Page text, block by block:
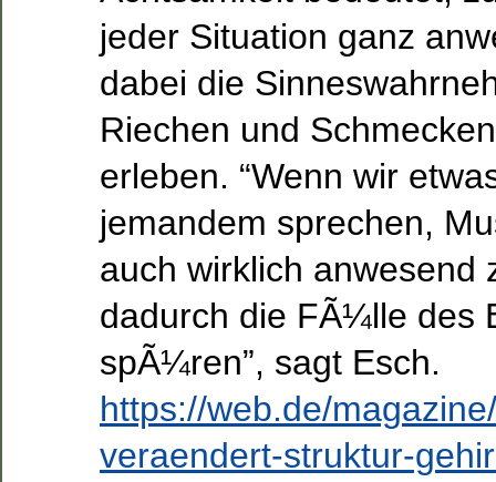
jeder Situation ganz
dabei die
Riechen und
erleben. “Wenn wir
jemandem sprechen,
auch wirklich anwesend
dadurch die FÃ¼lle des
spÃ¼ren”, sagt Esch.
https://web.de/
veraendert-struktur-